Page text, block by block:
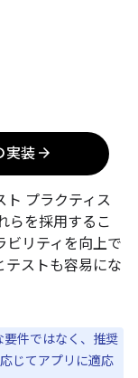
実装 arrow_forward
ト プラクティス
らを採用するこ
ビリティを向上で
テストも容易にな
要件ではなく、推奨
じてアプリに適応